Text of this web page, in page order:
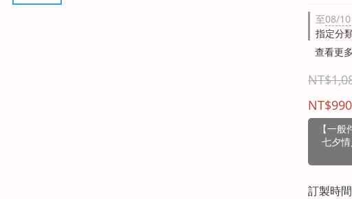
至08/
指定分
查看更多
NT$990
【一
七夕
訂製時間